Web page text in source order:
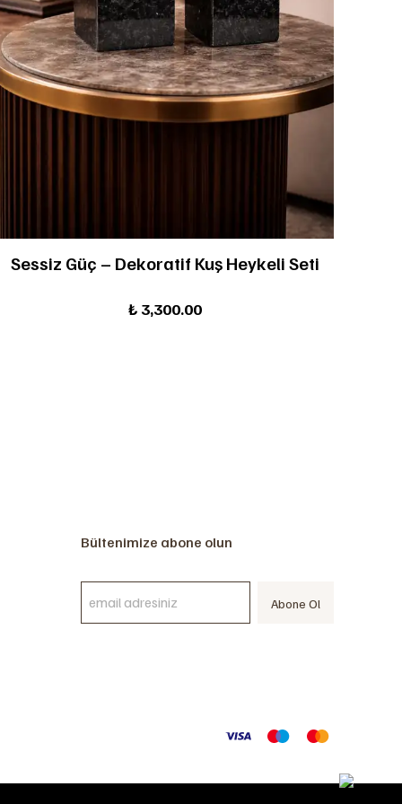
Sessiz Güç – Dekoratif Kuş Heykeli Seti
₺ 3,300.00
Bültenimize abone olun
Abone Ol